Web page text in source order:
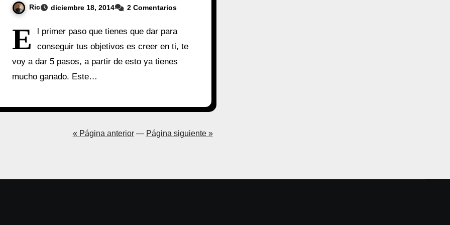
Ric diciembre 18, 2014 2 Comentarios
E
l primer paso que tienes que dar para
conseguir tus objetivos es creer en ti, te
voy a dar 5 pasos, a partir de esto ya tienes
mucho ganado. Este…
« Página anterior— Página siguiente »